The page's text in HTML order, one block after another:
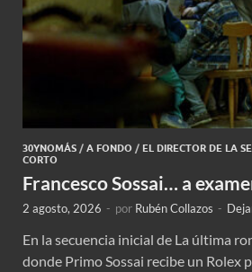
30YNOMÁS / A FONDO / EL DIRECTOR DE LA
CORTO
Francesco Sossai… a
2 agosto, 2026 - por Rubén Collazos -
En la secuencia inicial de La última
donde Primo Sossai recibe un Rolex